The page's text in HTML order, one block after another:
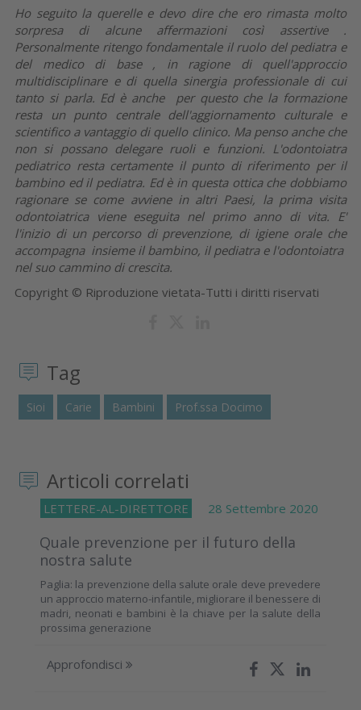
Ho seguito la querelle e devo dire che ero rimasta molto
sorpresa di alcune affermazioni così assertive .
Personalmente ritengo fondamentale il ruolo del pediatra e
del medico di base , in ragione di quell'approccio
multidisciplinare e di quella sinergia professionale di cui
tanto si parla. Ed è anche per questo che la formazione
resta un punto centrale dell'aggiornamento culturale e
scientifico a vantaggio di quello clinico. Ma penso anche che
non si possano delegare ruoli e funzioni. L'odontoiatra
pediatrico resta certamente il punto di riferimento per il
bambino ed il pediatra. Ed è in questa ottica che dobbiamo
ragionare se come avviene in altri Paesi, la prima visita
odontoiatrica viene eseguita nel primo anno di vita. E'
l'inizio di un percorso di prevenzione, di igiene orale che
accompagna insieme il bambino, il pediatra e l'odontoiatra
nel suo cammino di crescita.
Copyright © Riproduzione vietata-Tutti i diritti riservati
Tag
Sioi Carie Bambini Prof.ssa Docimo
Articoli correlati
LETTERE-AL-DIRETTORE 28 Settembre 2020
Quale prevenzione per il futuro della
nostra salute
Paglia: la prevenzione della salute orale deve prevedere
un approccio materno-infantile, migliorare il benessere di
madri, neonati e bambini è la chiave per la salute della
prossima generazione
Approfondisci